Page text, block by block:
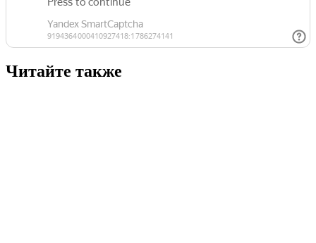
Читайте также